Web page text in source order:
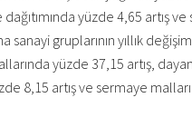
yüzde 4,65 artış ve
gruplarının yıllık
yüzde 37,15 artış,
8,15 artış ve sermaye